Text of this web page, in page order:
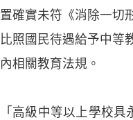
置確實未符《消除一切
比照國民待遇給予中等
內相關教育法規。
「高級中等以上學校